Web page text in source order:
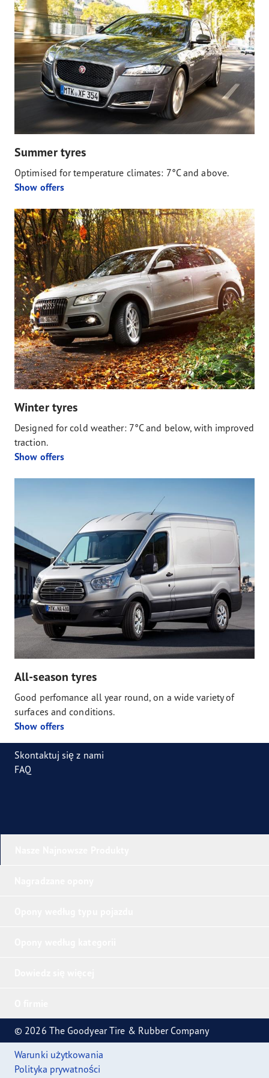
Summer tyres
Optimised for temperature climates: 7°C and above.
Show offers
Winter tyres
Designed for cold weather: 7°C and below, with improved
traction.
Show offers
All-season tyres
Good perfomance all year round, on a wide variety of
surfaces and conditions.
Show offers
Skontaktuj się z nami
FAQ
© 2026 The Goodyear Tire & Rubber Company
Warunki użytkowania
Polityka prywatności